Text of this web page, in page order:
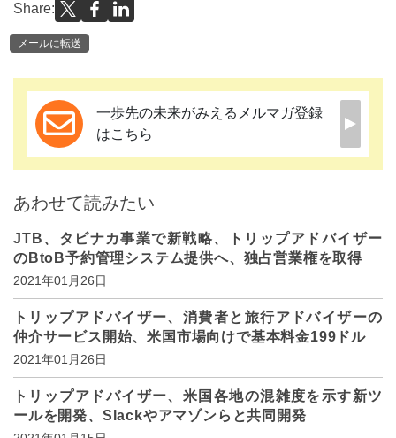
Share:
メールに転送
一歩先の未来がみえるメルマガ登録
はこちら
あわせて読みたい
JTB、タビナカ事業で新戦略、トリップアドバイザー
のBtoB予約管理システム提供へ、独占営業権を取得
2021年01月26日
トリップアドバイザー、消費者と旅行アドバイザーの
仲介サービス開始、米国市場向けで基本料金199ドル
2021年01月26日
トリップアドバイザー、米国各地の混雑度を示す新ツ
ールを開発、Slackやアマゾンらと共同開発